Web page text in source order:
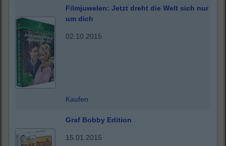
Filmjuwelen: Jetzt dreht die Welt sich nur
um dich
02.10.2015
Kaufen
Graf Bobby Edition
15.01.2015